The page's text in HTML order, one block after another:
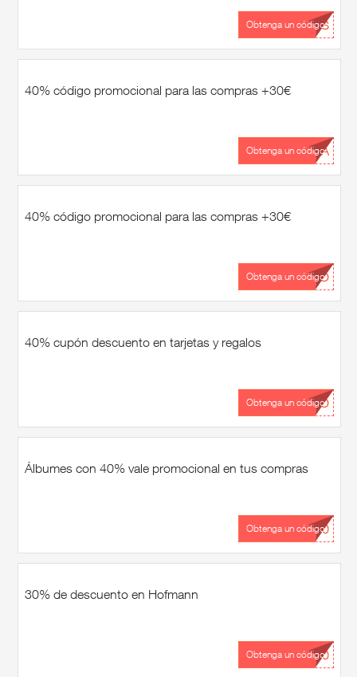
...OS
Obtenga un código
40% código promocional para las compras +30€
...SA
Obtenga un código
40% código promocional para las compras +30€
...IO
Obtenga un código
40% cupón descuento en tarjetas y regalos
...TO
Obtenga un código
Álbumes con 40% vale promocional en tus compras
...40
Obtenga un código
30% de descuento en Hofmann
...30
Obtenga un código